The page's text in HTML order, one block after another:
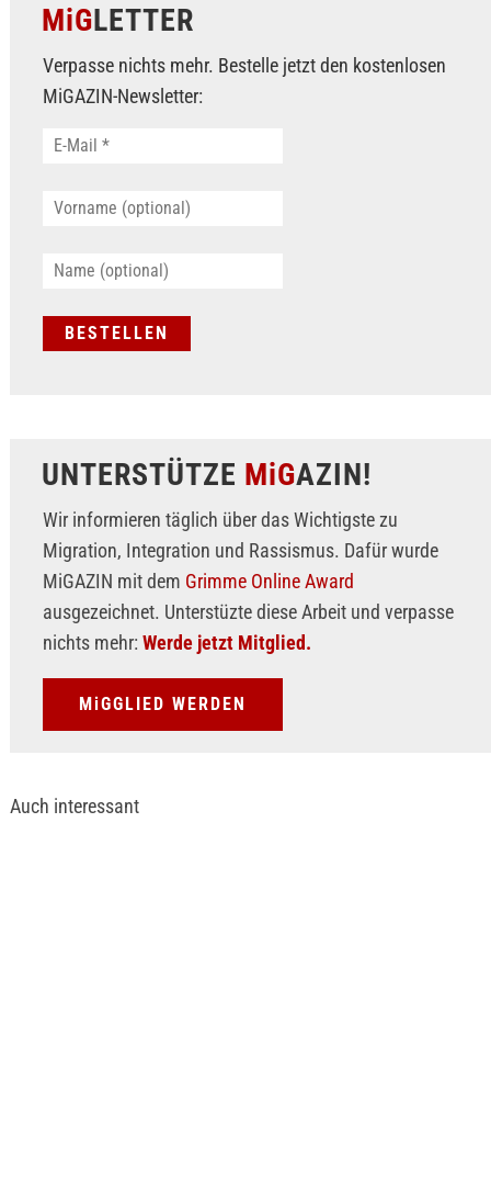
MiGLETTER
Verpasse nichts mehr. Bestelle jetzt den kostenlosen
MiGAZIN-Newsletter:
UNTERSTÜTZE MiGAZIN!
Wir informieren täglich über das Wichtigste zu
Migration, Integration und Rassismus. Dafür wurde
MiGAZIN mit dem Grimme Online Award
ausgezeichnet. Unterstüzte diese Arbeit und verpasse
nichts mehr: Werde jetzt Mitglied.
MiGGLIED WERDEN
Auch interessant